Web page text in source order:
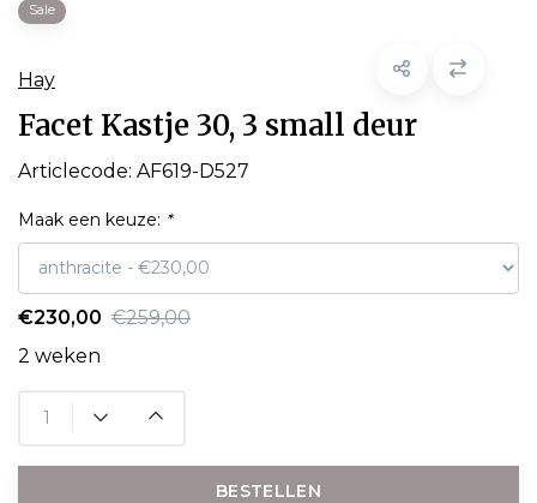
Sale
Hay
Facet Kastje 30, 3 small deur
Articlecode: AF619-D527
Maak een keuze: *
€230,00 €259,00
2 weken
BESTELLEN